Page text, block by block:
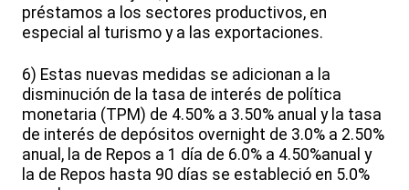
préstamos a los sectores productivos, en
especial al turismo y a las exportaciones.
6) Estas nuevas medidas se adicionan a la
disminución de la tasa de interés de política
monetaria (TPM) de 4.50% a 3.50% anual y la tasa
de interés de depósitos overnight de 3.0% a 2.50%
anual, la de Repos a 1 día de 6.0% a 4.50%anual y
la de Repos hasta 90 días se estableció en 5.0%